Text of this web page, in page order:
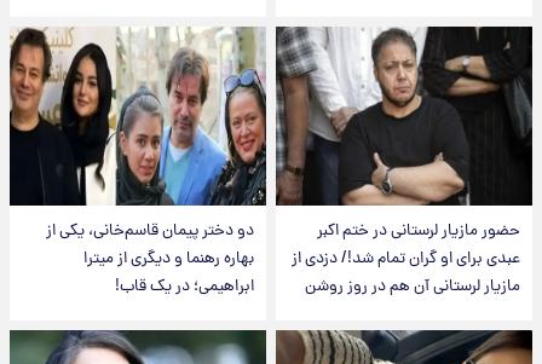
حضور مازیار لرستانی در ختم اکبر
عبدی برای او گران تمام شد!/ دزدی از
مازیار لرستانی آن هم در روز روشن
دو دختر پیمان قاسم‌خانی، یکی از
بهاره رهنما و دیگری از میترا
ابراهیمی؛ در یک قاب!